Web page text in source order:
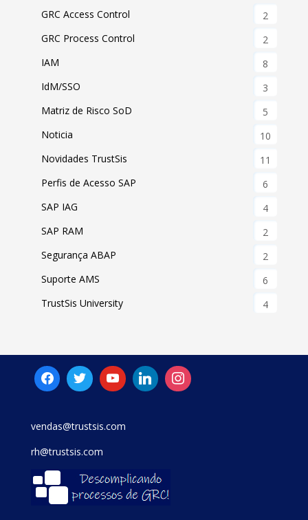
GRC Access Control
2
GRC Process Control
2
IAM
8
IdM/SSO
3
Matriz de Risco SoD
5
Noticia
10
Novidades TrustSis
11
Perfis de Acesso SAP
6
SAP IAG
4
SAP RAM
2
Segurança ABAP
2
Suporte AMS
6
TrustSis University
4
vendas@trustsis.com
rh@trustsis.com